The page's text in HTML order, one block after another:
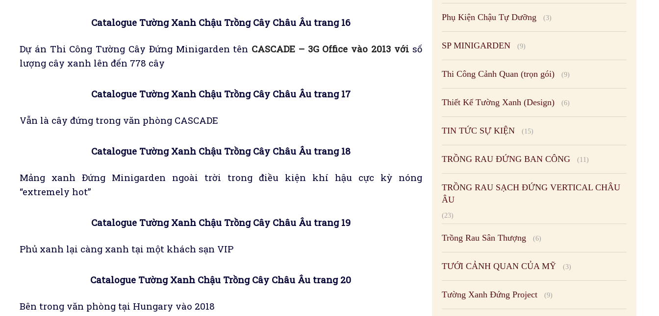
Catalogue Tường Xanh Chậu Trồng Cây Châu Âu trang 16
Dự án Thi Công Tường Cây Đứng Minigarden tên CASCADE – 3G Office vào 2013 vớisố
lượng cây xanh lên đến 778 cây
Catalogue Tường Xanh Chậu Trồng Cây Châu Âu trang 17
Vẫn là cây đứng trong văn phòng CASCADE
Catalogue Tường Xanh Chậu Trồng Cây Châu Âu trang 18
Mảng xanh Đứng Minigarden ngoài trời trong điều kiện khí hậu cực kỳ nóng
“extremely hot”
Catalogue Tường Xanh Chậu Trồng Cây Châu Âu trang 19
Phủ xanh lại càng xanh tại một khách sạn VIP
Catalogue Tường Xanh Chậu Trồng Cây Châu Âu trang 20
Bên trong văn phòng tại Hungary vào 2018
Phụ Kiện Chậu Tự Dưỡng (3)
SP MINIGARDEN (9)
Thi Công Cảnh Quan (trọn gói) (9)
Thiết Kế Tường Xanh (Design) (6)
TIN TỨC SỰ KIỆN (15)
TRỒNG RAU ĐỨNG BAN CÔNG (11)
TRỒNG RAU SẠCH ĐỨNG VERTICAL CHÂU
ÂU
(23)
Trồng Rau Sân Thượng (6)
TƯỚI CẢNH QUAN CỦA MỸ (3)
Tường Xanh Đứng Project (9)